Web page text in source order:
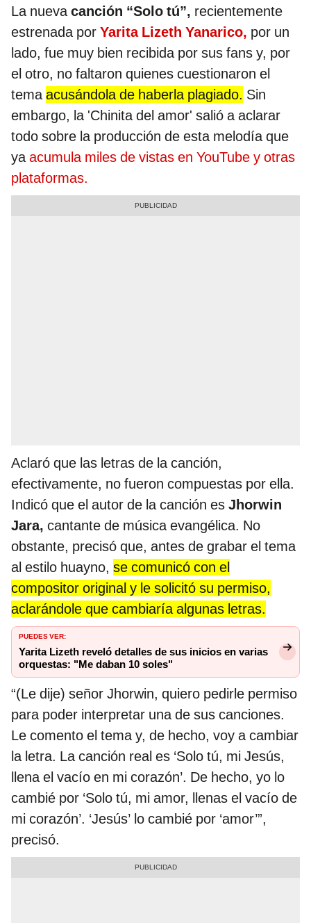
La nuevacanción “Solo tú”, recientemente
estrenada por Yarita Lizeth Yanarico, por un
lado, fue muy bien recibida por sus fans y, por
el otro, no faltaron quienes cuestionaron el
temaacusándola de haberla plagiado. Sin
embargo, la 'Chinita del amor' salió a aclarar
todo sobre la producción de esta melodía que
yaacumula miles de vistas en YouTube y otras
plataformas.
Aclaró que las letras de la canción,
efectivamente, no fueron compuestas por ella.
Indicó que el autor de la canción es Jhorwin
Jara, cantante de música evangélica. No
obstante, precisó que, antes de grabar el tema
al estilo huayno, se comunicó con el
compositor original y le solicitó su permiso,
aclarándole que cambiaría algunas letras.
PUEDES VER:
Yarita Lizeth reveló detalles de sus inicios en varias
orquestas: "Me daban 10 soles"
“(Le dije) señor Jhorwin, quiero pedirle permiso
para poder interpretar una de sus canciones.
Le comento el tema y, de hecho, voy a cambiar
la letra. La canción real es ‘Solo tú, mi Jesús,
llena el vacío en mi corazón’. De hecho, yo lo
cambié por ‘Solo tú, mi amor, llenas el vacío de
mi corazón’. ‘Jesús’ lo cambié por ‘amor’”,
precisó.